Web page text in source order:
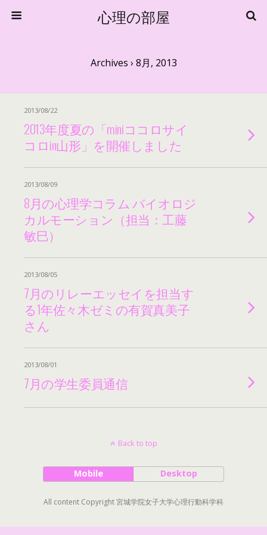
心理の部屋
Archives › 8月, 2013
2013/08/22
2013年度夏の「miniココロサイ
コロin山形」を開催しました
2013/08/09
8月の心理学コラム バイオロジ
カルモーション（担当：工藤
敏巳）
2013/08/05
7月のリレーエッセイを担当す
る1年佐々木ゼミの有賀真美子
さん
2013/08/01
7月の学生委員通信
Back to top
Mobile Desktop
All content Copyright 宮城学院女子大学心理行動科学科